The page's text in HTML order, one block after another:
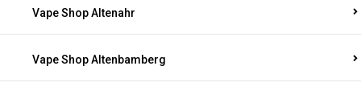
Vape Shop Altenahr
Vape Shop Altenbamberg